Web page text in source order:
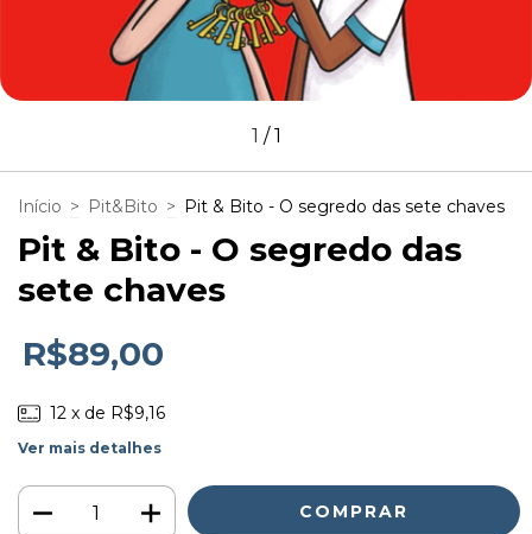
1 /1
Início > Pit&Bito > Pit & Bito - O segredo das sete chaves
Pit & Bito - O segredo das
sete chaves
R$89,00
12 x de R$9,16
Ver mais detalhes